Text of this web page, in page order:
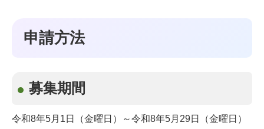
申請方法
募集期間
令和8年5月1日（金曜日）～令和8年5月29日（金曜日）